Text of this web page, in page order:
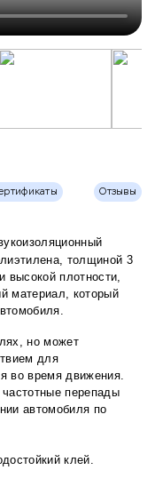
Отзывы
толщиной 3
высокой плотности,
материал, который
но может
для
во время движения.
перепады
автомобиля по
клей.